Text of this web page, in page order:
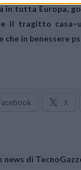
in tutta Europa,
il tragitto
che in benessere
X
di